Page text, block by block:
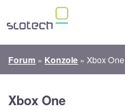
Forum » Konzole »Xbox One
Xbox One